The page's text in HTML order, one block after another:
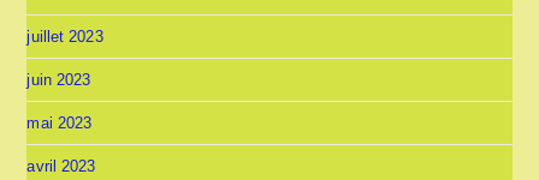
juillet 2023
juin 2023
mai 2023
avril 2023